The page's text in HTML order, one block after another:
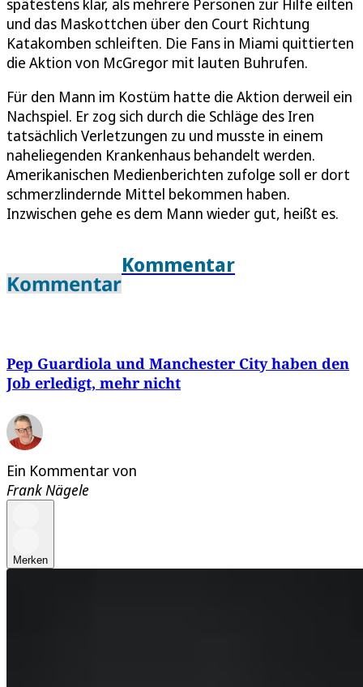
spätestens klar, als mehrere Personen zur Hilfe eilten
und das Maskottchen über den Court Richtung
Katakomben schleiften. Die Fans in Miami quittierten
die Aktion von McGregor mit lauten Buhrufen.
Für den Mann im Kostüm hatte die Aktion derweil ein
Nachspiel. Er zog sich durch die Schläge des Iren
tatsächlich Verletzungen zu und musste in einem
naheliegenden Krankenhaus behandelt werden.
Amerikanischen Medienberichten zufolge soll er dort
schmerzlindernde Mittel bekommen haben.
Inzwischen gehe es dem Mann wieder gut, heißt es.
Kommentar
Kommentar
Pep Guardiola und Manchester City haben den
Job erledigt, mehr nicht
Ein Kommentar von
Frank Nägele
Merken